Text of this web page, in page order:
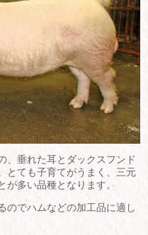
、垂れた耳とダックスフンド
とても子育てがうまく、三元
が多い品種となります。
のでハムなどの加工品に適し